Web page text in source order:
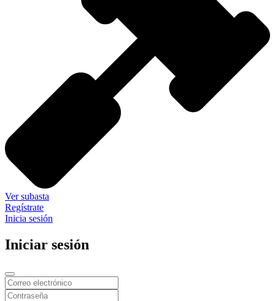
Ver subasta
Regístrate
Inicia sesión
Iniciar sesión